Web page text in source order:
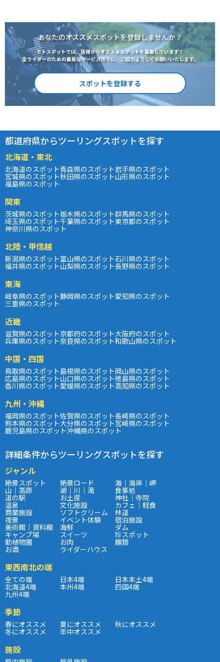
あなたのオススメスポットを登録しませんか？
モトスポットでは、皆様からオススメスポットを募集しています！
全ライダーのための最高なサービス作りに、ご協力よろしくお願いいたします。
スポットを登録する
都道府県からツーリングスポットを探す
北海道・東北
北海道のスポット青森県のスポット岩手県のスポット
宮城県のスポット秋田県のスポット山形県のスポット
福島県のスポット
関東
茨城県のスポット栃木県のスポット群馬県のスポット
埼玉県のスポット千葉県のスポット東京都のスポット
神奈川県のスポット
北陸・甲信越
新潟県のスポット富山県のスポット石川県のスポット
福井県のスポット山梨県のスポット長野県のスポット
東海
岐阜県のスポット静岡県のスポット愛知県のスポット
三重県のスポット
近畿
滋賀県のスポット京都府のスポット大阪府のスポット
兵庫県のスポット奈良県のスポット和歌山県のスポット
中国・四国
鳥取県のスポット島根県のスポット岡山県のスポット
広島県のスポット山口県のスポット徳島県のスポット
香川県のスポット愛媛県のスポット高知県のスポット
九州・沖縄
福岡県のスポット佐賀県のスポット長崎県のスポット
熊本県のスポット大分県のスポット宮崎県のスポット
鹿児島県のスポット沖縄県のスポット
詳細条件からツーリングスポットを探す
ジャンル
絶景スポット 絶景ロード 海｜海岸｜岬
山｜高原 湖｜川｜滝 食事処
道の駅 お土産 神社｜寺院
温泉 文化施設 カフェ｜軽食
商業施設 ソフトクリーム 林道
夜景 イベント体験 宿泊施設
美術館｜資料館 海鮮 ダム
キャンプ場 スイーツ 珍スポット
動植物園 お肉 麺類
お酒 ライダーハウス
東西南北の端
全ての端 日本4端 日本本土4端
北海道4端 本州4端 四国4端
九州4端
季節
春にオススメ 夏にオススメ 秋にオススメ
冬にオススメ 年中オススメ
施設